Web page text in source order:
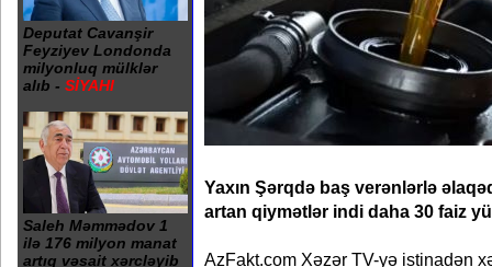
Deputat Cavanşir
Feyziyev Londonda
milyonluq mülklər
alıb - SİYAHI
Saleh Məmmədov 1
ilə 176 milyon manat
artıq vəsait xərcləyib
Yaxın Şərqdə baş verənlərlə
artan qiymətlər indi daha 30 faiz
AzFakt.com Xəzər TV-yə istinadən